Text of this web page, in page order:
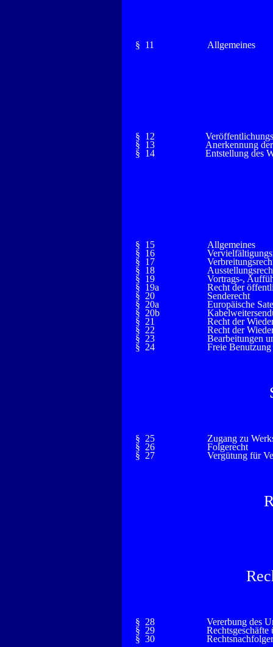
§ 11 Allgemeines
§ 12
§ 13
Anerkennung
§ 14
Entstellung des
§ 15
Allgemeines
§ 16
§ 17
§ 18
§ 19
Vortrags-,
§ 19a
Recht der
§ 20
Senderecht
§ 20a
Europäische
§ 20b
§ 21
Recht der
§ 22
Recht der
§ 23
Bearbeitungen
§ 24
Freie Benutzung
§ 25
Zugang zu
§ 26
Folgerecht
§ 27
Vergütung für
§ 28
Vererbung des
§ 29
Rechtsgeschäfte
§ 30